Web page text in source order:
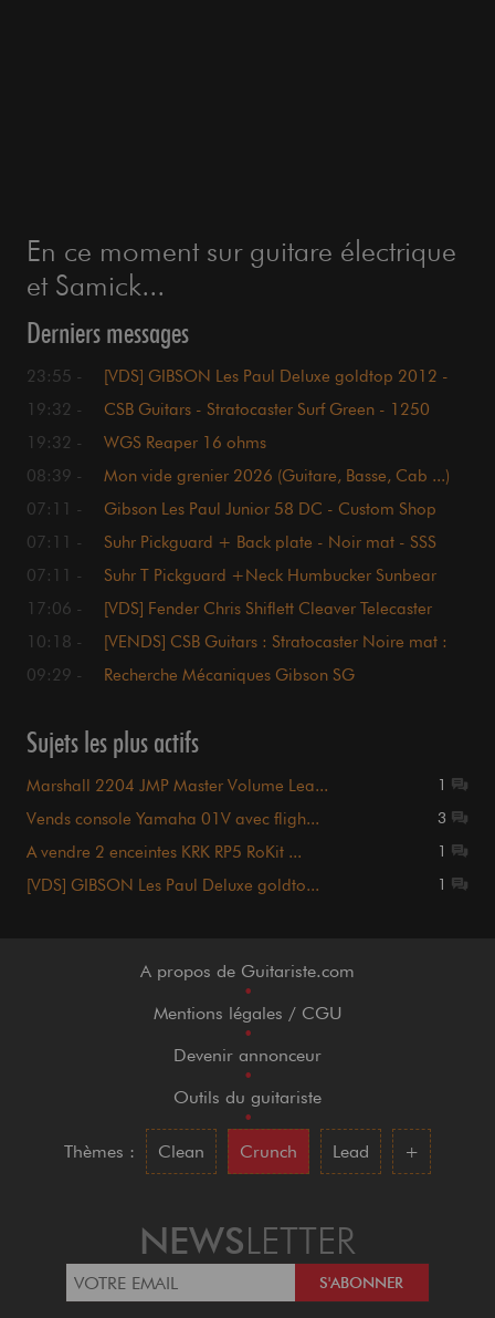
En ce moment sur guitare électrique
et Samick...
Derniers messages
23:55 -
[VDS] GIBSON Les Paul Deluxe goldtop 2012 -
19:32 -
CSB Guitars - Stratocaster Surf Green - 1250
19:32 -
WGS Reaper 16 ohms
08:39 -
Mon vide grenier 2026 (Guitare, Basse, Cab ...)
07:11 -
Gibson Les Paul Junior 58 DC - Custom Shop
07:11 -
Suhr Pickguard + Back plate - Noir mat - SSS
07:11 -
Suhr T Pickguard +Neck Humbucker Sunbear
17:06 -
[VDS] Fender Chris Shiflett Cleaver Telecaster
10:18 -
[VENDS] CSB Guitars : Stratocaster Noire mat :
09:29 - Recherche Mécaniques Gibson SG
Sujets les plus actifs
Marshall 2204 JMP Master Volume Lea... 1
Vends console Yamaha 01V avec fligh... 3
A vendre 2 enceintes KRK RP5 RoKit ... 1
[VDS] GIBSON Les Paul Deluxe goldto... 1
A propos de Guitariste.com
•
Mentions légales / CGU
•
Devenir annonceur
•
Outils du guitariste
•
Thèmes :
Clean Crunch Lead +
NEWSLETTER